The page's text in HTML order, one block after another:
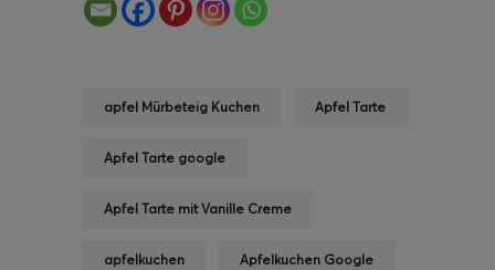
apfel Mürbeteig Kuchen Apfel Tarte
Apfel Tarte google
Apfel Tarte mit Vanille Creme
apfelkuchen Apfelkuchen Google